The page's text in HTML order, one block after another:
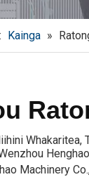
Kainga »
Whakaritea,
Machinery